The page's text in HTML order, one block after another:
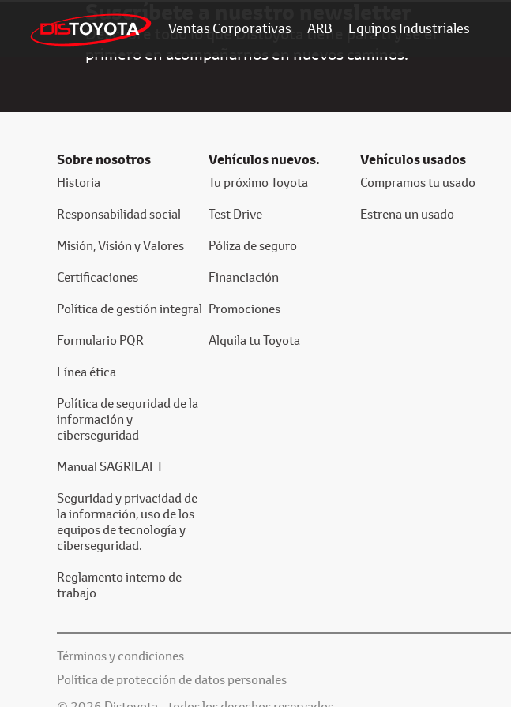
Ventas Corporativas ARB Equipos Industriales
Suscríbete a nuestro newsletter
Descubre todo lo que Distoyota tiene para ti y sé el
primero en acompañarnos en nuevos caminos.
Sobre nosotros
Historia
Responsabilidad social
Misión, Visión y Valores
Certificaciones
Política de gestión integral
Formulario PQR
Línea ética
Política de seguridad de la
información y
ciberseguridad
Manual SAGRILAFT
Seguridad y privacidad de
la información, uso de los
equipos de tecnología y
ciberseguridad.
Reglamento interno de
trabajo
Vehículos nuevos.
Tu próximo Toyota
Test Drive
Póliza de seguro
Financiación
Promociones
Alquila tu Toyota
Vehículos usados
Compramos tu usado
Estrena un usado
Términos y condiciones
Política de protección de datos personales